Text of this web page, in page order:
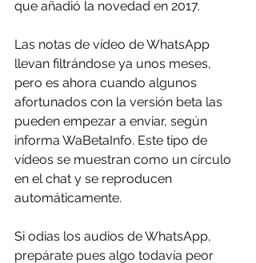
que añadió la novedad en 2017.
Las notas de vídeo de WhatsApp
llevan filtrándose ya unos meses,
pero es ahora cuando algunos
afortunados con la versión beta las
pueden empezar a enviar, según
informa WaBetaInfo. Este tipo de
vídeos se muestran como un círculo
en el chat y se reproducen
automáticamente.
Si odias los audios de WhatsApp,
prepárate pues algo todavía peor